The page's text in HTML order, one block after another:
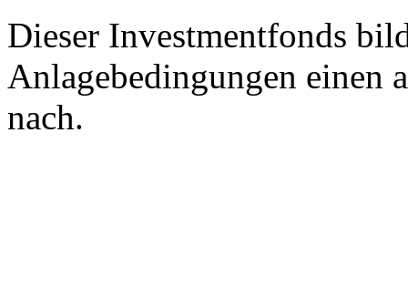
Dieser Investmentfonds
Anlagebedingungen einen
nach.